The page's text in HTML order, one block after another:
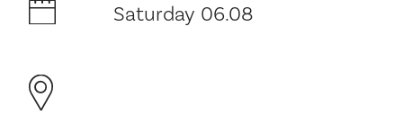
History and architecture
Saturday 06.08